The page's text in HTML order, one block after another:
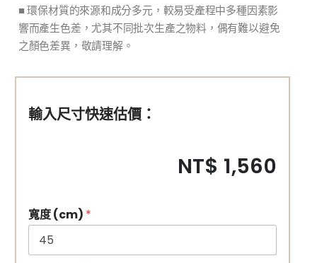
■環保材質的來源和成分多元，較易受產程中多種因素影
響而產生色差，尤其不同批次生產之物料，偶有難以避免
之顏色差異，敬請理解。
輸入尺寸快速估價：
NT$ 1,560
寬度 (cm) *